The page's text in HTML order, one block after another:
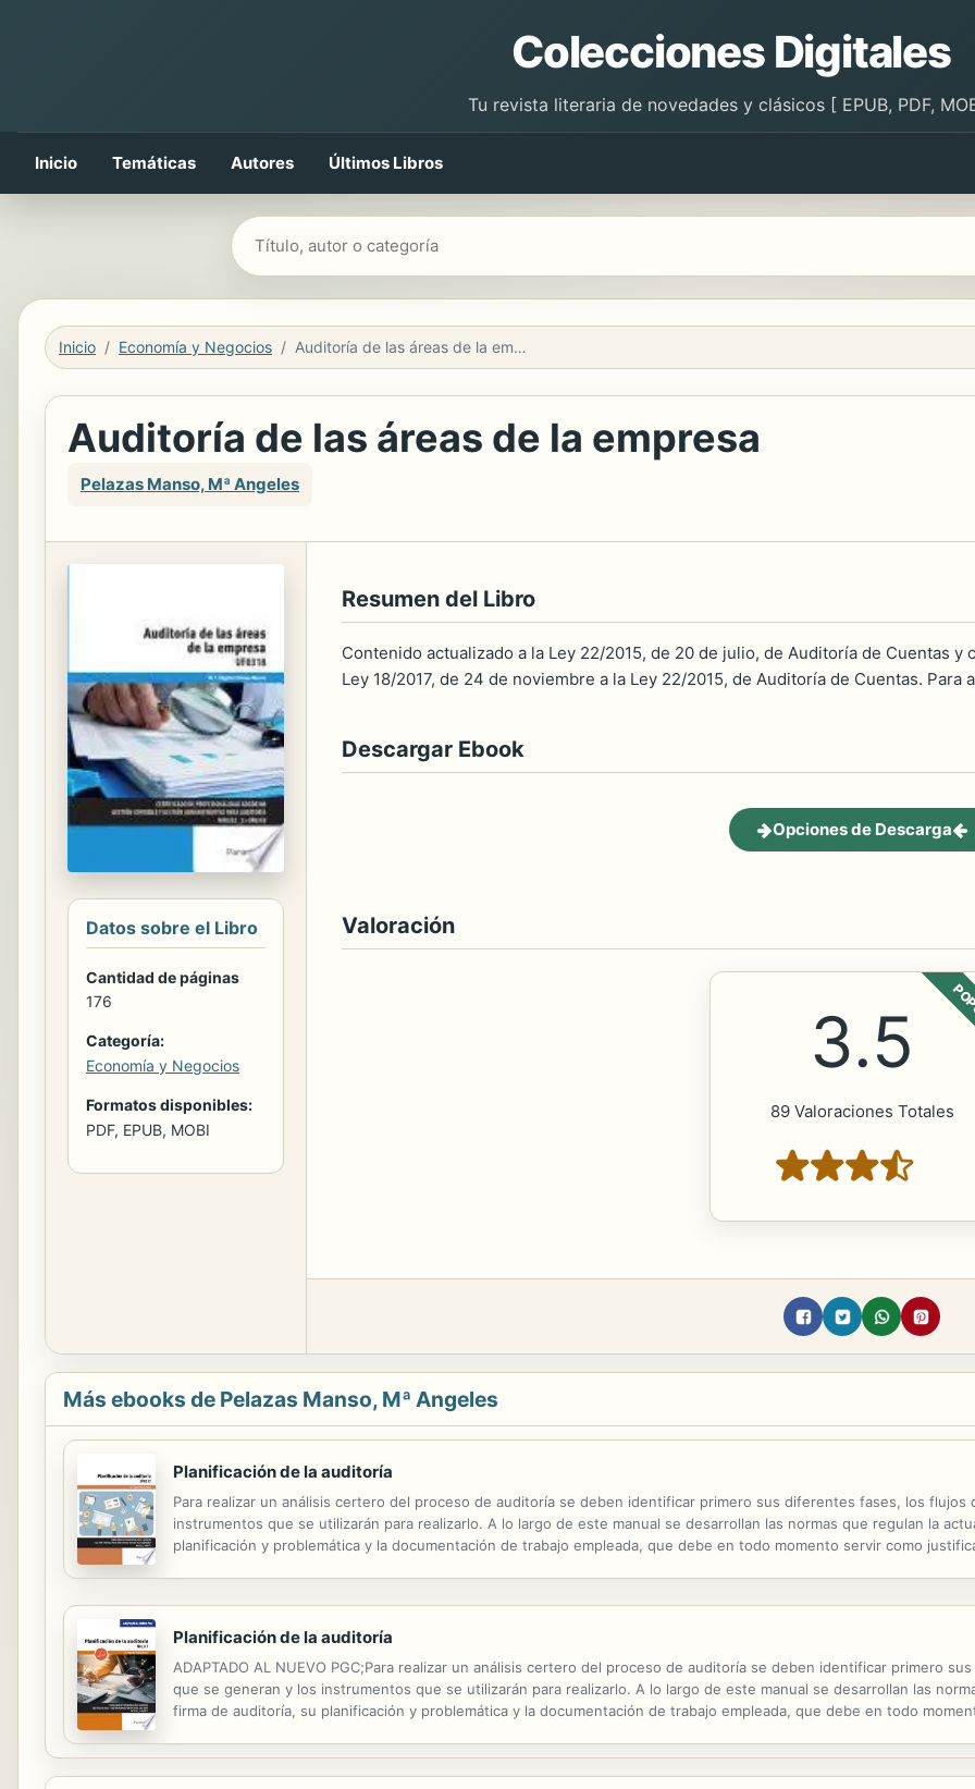
Colecciones Digitales
Tu revista literaria de novedades y clásicos [ EPUB, PDF,
Inicio Temáticas Autores Últimos Libros
Buscar libros
Inicio Economía y Negocios Auditoría de las áreas de la empresa
Auditoría de las áreas de la empresa
Pelazas Manso, Mª Angeles
Datos sobre el Libro
Cantidad de páginas
176
Categoría:
Economía y Negocios
Formatos disponibles:
PDF, EPUB, MOBI
Resumen del Libro
Contenido actualizado a la Ley 22/2015, de 20 de julio, de Auditoría de Cuentas
Ley 18/2017, de 24 de noviembre a la Ley 22/2015, de Auditoría de Cuentas.
Descargar Ebook
Opciones de Descarga
Valoración
3.5
89 Valoraciones Totales
Más ebooks de Pelazas Manso, Mª Angeles
Planificación de la auditoría
Para realizar un análisis certero del proceso de auditoría se deben identificar primero sus diferentes fases, los
instrumentos que se utilizarán para realizarlo. A lo largo de este manual se desarrollan las normas que regulan la
planificación y problemática y la documentación de trabajo empleada, que debe en todo momento servir como
Planificación de la auditoría
ADAPTADO AL NUEVO PGC;Para realizar un análisis certero del proceso de auditoría se deben identificar primero
que se generan y los instrumentos que se utilizarán para realizarlo. A lo largo de este manual se desarrollan las
firma de auditoría, su planificación y problemática y la documentación de trabajo empleada, que debe en todo